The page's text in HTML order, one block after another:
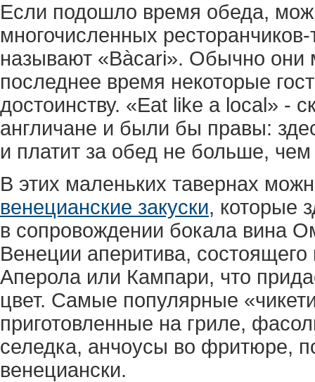
Если подошло время обеда,
многочисленных
называют «Bàcari». Обычно они
последнее время некоторые
достоинству. «Eat like a local» -
англичане и были бы правы:
и платит за обед не больше,
В этих маленьких тавернах
венецианские закуски, которые
в сопровождении бокала вина
Венеции аперитива,
Аперола или Кампари, что
цвет. Самые популярные
приготовленные на гриле,
селедка, анчоусы во фритюре,
венециански.